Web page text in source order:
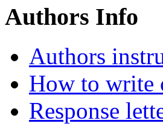
Authors Info
Authors
How to write
Response